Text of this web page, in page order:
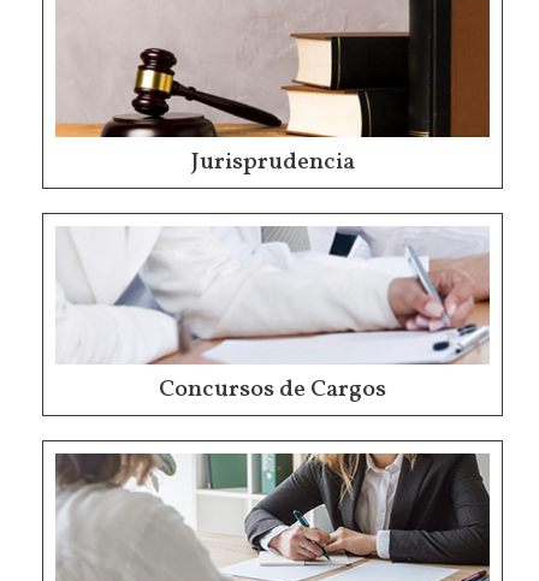
Jurisprudencia
Concursos de Cargos